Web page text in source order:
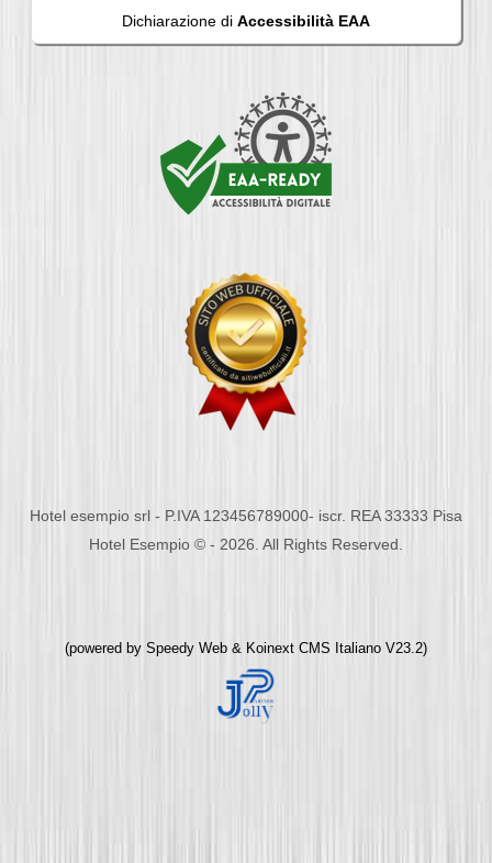
Dichiarazione di Accessibilità EAA
Hotel esempio srl - P.IVA 123456789000- iscr. REA 33333 Pisa
Hotel Esempio © - 2026. All Rights Reserved.
(powered by Speedy Web & Koinext CMS Italiano V23.2)